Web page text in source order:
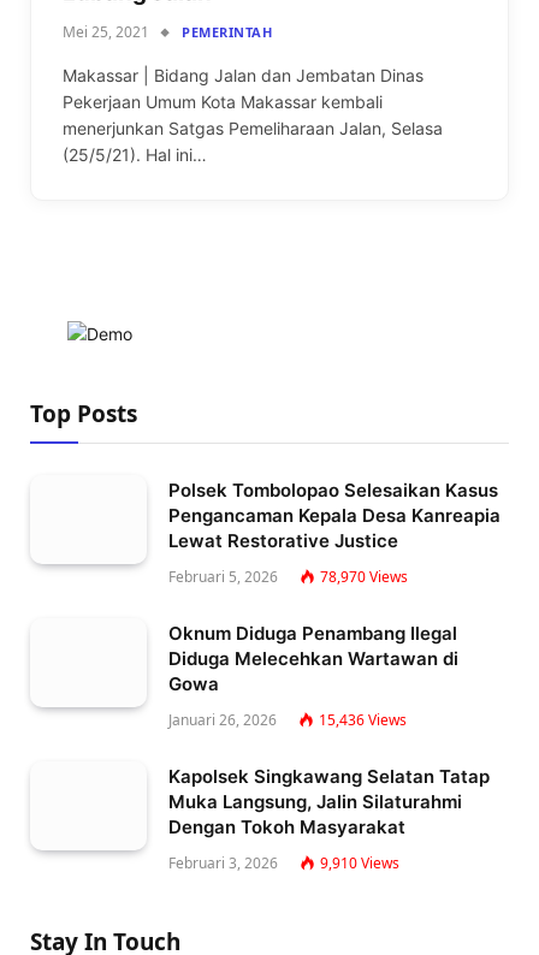
Mei 25, 2021 PEMERINTAH
Makassar | Bidang Jalan dan Jembatan Dinas
Pekerjaan Umum Kota Makassar kembali
menerjunkan Satgas Pemeliharaan Jalan, Selasa
(25/5/21). Hal ini…
Top Posts
Polsek Tombolopao Selesaikan Kasus
Pengancaman Kepala Desa Kanreapia
Lewat Restorative Justice
Februari 5, 2026 78,970Views
Oknum Diduga Penambang Ilegal
Diduga Melecehkan Wartawan di
Gowa
Januari 26, 2026 15,436Views
Kapolsek Singkawang Selatan Tatap
Muka Langsung, Jalin Silaturahmi
Dengan Tokoh Masyarakat
Februari 3, 2026 9,910Views
Stay In Touch